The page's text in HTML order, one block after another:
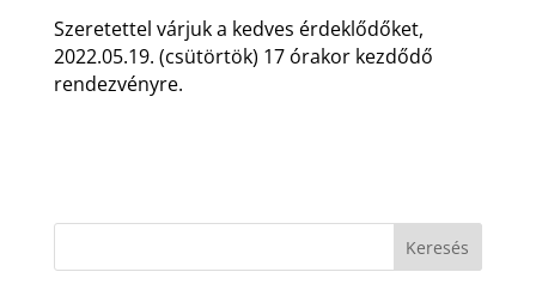
Szeretettel várjuk a kedves érdeklődőket,
2022.05.19. (csütörtök) 17 órakor kezdődő
rendezvényre.